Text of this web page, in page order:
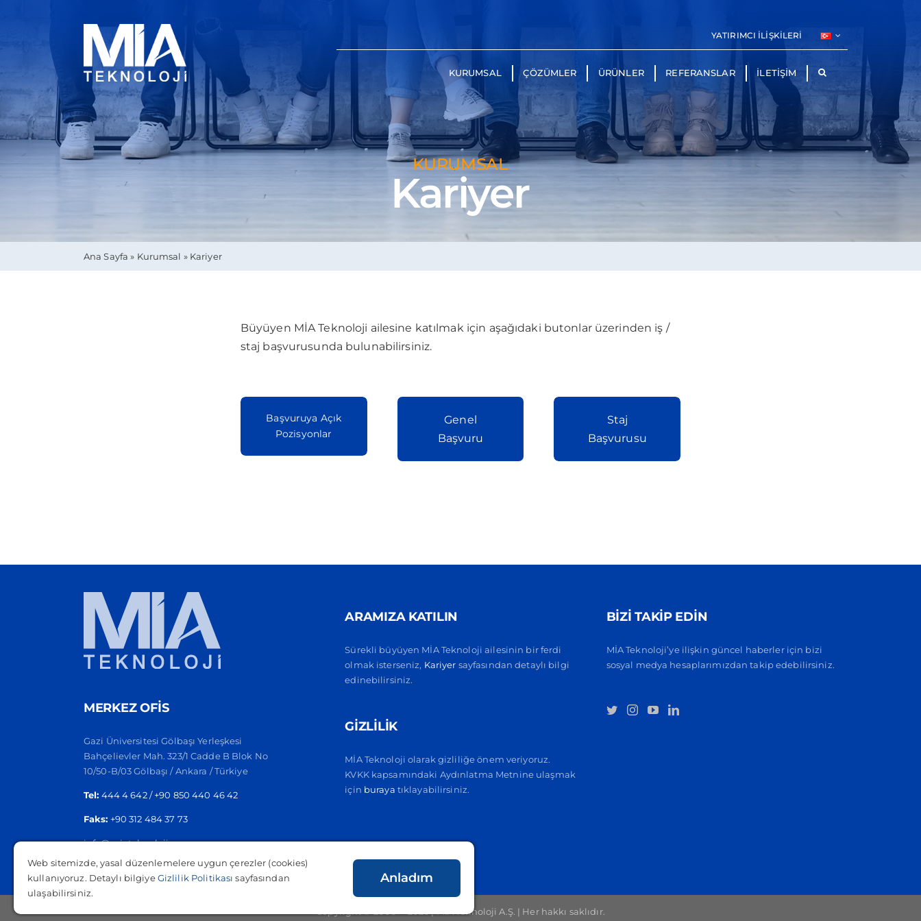
YATIRIMCI İLIŞKILERI
KURUMSAL ÇÖZÜMLER ÜRÜNLER REFERANSLAR İLETİŞİM
KURUMSAL
Kariyer
Ana Sayfa » Kurumsal » Kariyer
Büyüyen MİA Teknoloji ailesine katılmak için aşağıdaki butonlar üzerinden iş /
staj başvurusunda bulunabilirsiniz.
Başvuruya Açık
Pozisyonlar
Genel
Başvuru
Staj
Başvurusu
MERKEZ OFİS
Gazi Üniversitesi Gölbaşı Yerleşkesi
Bahçelievler Mah. 323/1 Cadde B Blok No
10/50-B/03 Gölbaşı / Ankara / Türkiye
Tel: 444 4 642 / +90 850 440 46 42
Faks: +90 312 484 37 73
info@miateknoloji.com
ARAMIZA KATILIN
Sürekli büyüyen MİA Teknoloji ailesinin bir ferdi
olmak isterseniz, Kariyer sayfasından detaylı bilgi
edinebilirsiniz.
GİZLİLİK
MİA Teknoloji olarak gizliliğe önem veriyoruz.
KVKK kapsamındaki Aydınlatma Metnine ulaşmak
için buraya tıklayabilirsiniz.
BİZİ TAKİP EDİN
MİA Teknoloji’ye ilişkin güncel haberler için bizi
sosyal medya hesaplarımızdan takip edebilirsiniz.
2026 | MİA Teknoloji A.Ş. | Her hakkı saklıdır.
Web sitemizde, yasal düzenlemelere uygun çerezler (cookies)
kullanıyoruz. Detaylı bilgiyeGizlilik Politikası sayfasından
ulaşabilirsiniz.
Anladım